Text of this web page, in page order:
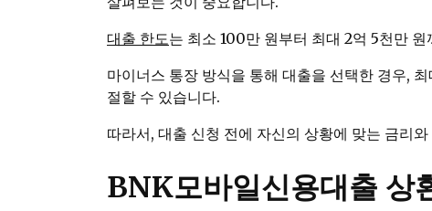
대출 한도는 최소 100만 원부터 최대 2억 5천만 원
마이너스 통장 방식을 통해 대출을 선택한 경우,
절할 수 있습니다.
따라서, 대출 신청 전에 자신의 상황에 맞는 금리
BNK모바일신용대출 상